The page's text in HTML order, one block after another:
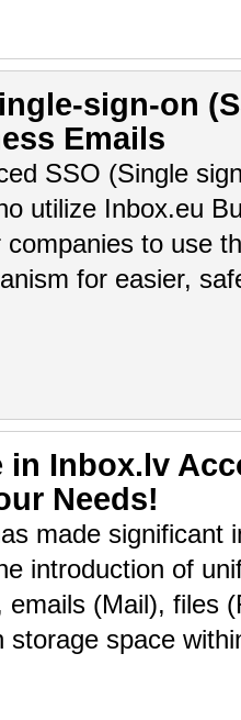
sign-on
Emails
SSO (Single
utilize Inbox.eu
to use
for easier,
in Inbox.lv
Needs!
made significant
introduction of
emails (Mail), files
storage space